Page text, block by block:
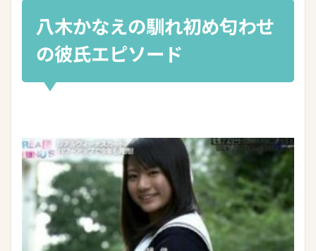
八木かなえの馴れ初め匂わせ
の彼氏エピソード